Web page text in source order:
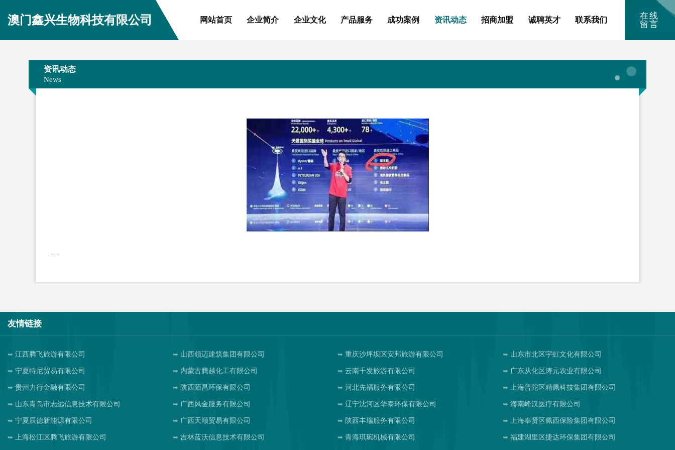
澳门鑫兴生物科技有限公司 网站首页 企业简介 企业文化 产品服务 成功案例 资讯动态 招商加盟 诚聘英才 联系我们
在线
留言
资讯动态
News
....
友情链接
江西腾飞旅游有限公司 山西领迈建筑集团有限公司 重庆沙坪坝区安邦旅游有限公司 山东市北区宇虹文化有限公司
宁夏特尼贸易有限公司 内蒙古腾越化工有限公司 云南千发旅游有限公司 广东从化区涛元农业有限公司
贵州力行金融有限公司 陕西陌昌环保有限公司 河北先福服务有限公司 上海普陀区精佩科技集团有限公司
山东青岛市志远信息技术有限公司 广西风金服务有限公司 辽宁沈河区华泰环保有限公司 海南峰汉医疗有限公司
宁夏辰德新能源有限公司 广西天顺贸易有限公司 陕西丰瑞服务有限公司 上海奉贤区佩西保险集团有限公司
上海松江区腾飞旅游有限公司 吉林蓝沃信息技术有限公司 青海琪琬机械有限公司 福建湖里区捷达环保集团有限公司